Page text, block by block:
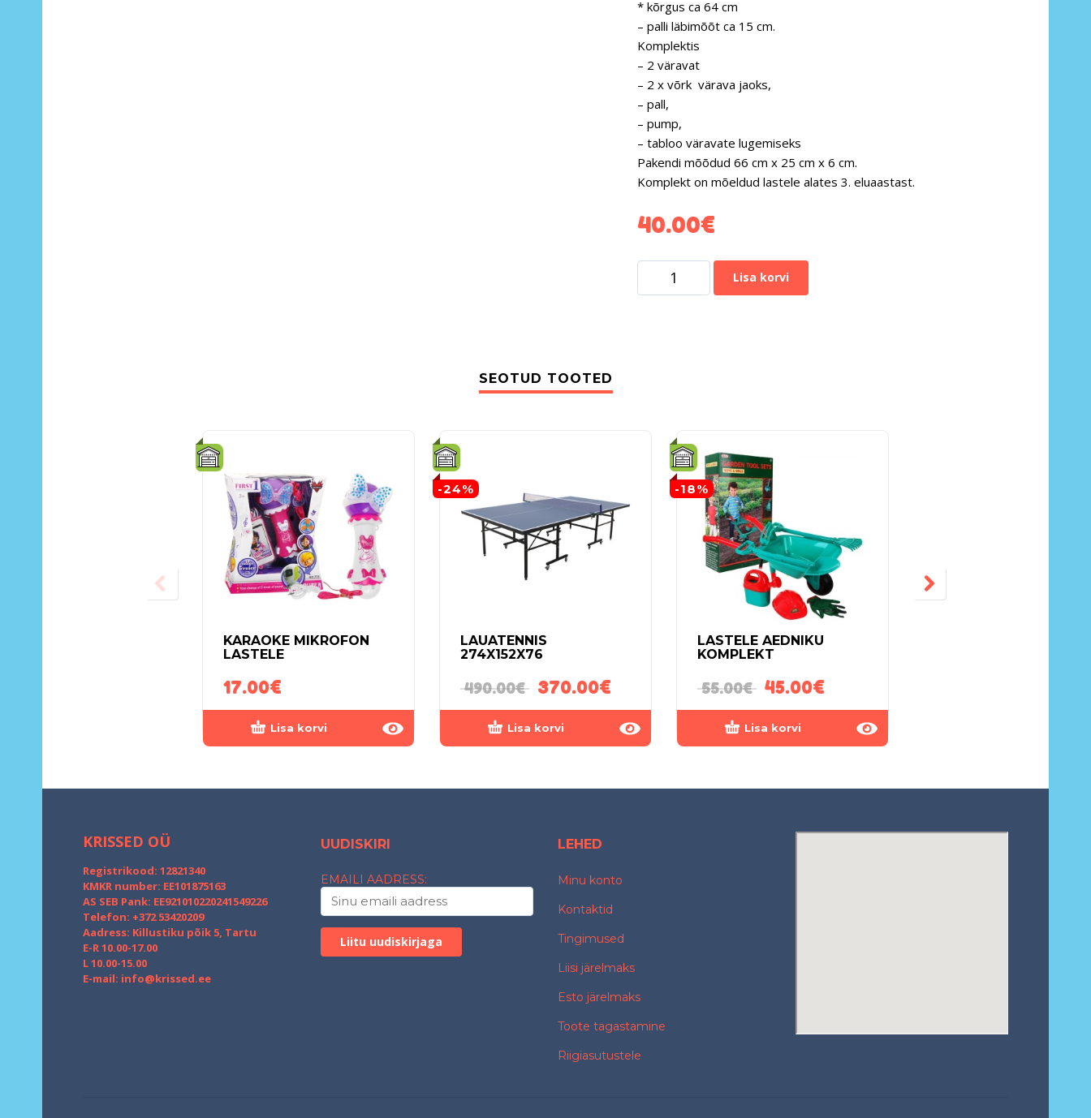
* kõrgus ca 64 cm
– palli läbimõõt ca 15 cm.
Komplektis
– 2 väravat
– 2 x võrk värava jaoks,
– pall,
– pump,
– tabloo väravate lugemiseks
Pakendi mõõdud 66 cm x 25 cm x 6 cm.
Komplekt on mõeldud lastele alates 3. eluaastast.
40.00€
Lisa korvi
SEOTUD TOOTED
KARAOKE MIKROFON
LASTELE
17.00€
Lisa korvi
-24%
LAUATENNIS
274X152X76
490.00€ 370.00€
Lisa korvi
-18%
LASTELE AEDNIKU
KOMPLEKT
55.00€ 45.00€
Lisa korvi
KRISSED OÜ
Registrikood: 12821340
KMKR number: EE101875163
AS SEB Pank: EE921010220241549226
Telefon: +372 53420209
Aadress: Killustiku põik 5, Tartu
E-R 10.00-17.00
L 10.00-15.00
E-mail: info@krissed.ee
UUDISKIRI
EMAILI AADRESS:
LEHED
Minu konto
Kontaktid
Tingimused
Liisi järelmaks
Esto järelmaks
Toote tagastamine
Riigiasutustele